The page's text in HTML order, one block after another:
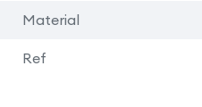
Material
Ref